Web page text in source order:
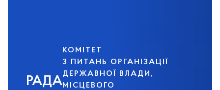
РАДА
КОМІТЕТ
З ПИТАНЬ ОРГАНІЗАЦІЇ
ДЕРЖАВНОЇ ВЛАДИ,
МІСЦЕВОГО